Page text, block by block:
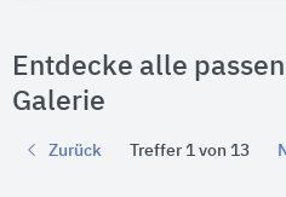
Entdecke alle
Galerie
Zurück Treffer 1 von 13